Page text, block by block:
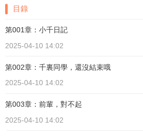
目錄
第001章：小千日記
2025-04-10 14:02
第002章：千裏同學，還沒結束哦
2025-04-10 14:02
第003章：前輩，對不起
2025-04-10 14:02